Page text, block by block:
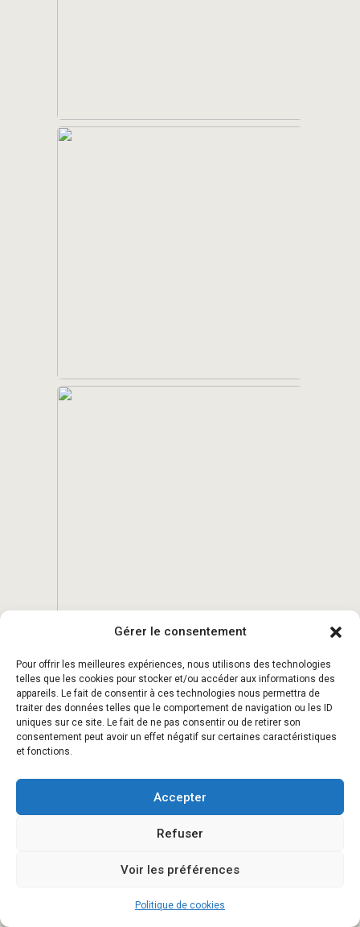
Gérer le consentement
Pour offrir les meilleures expériences, nous utilisons des technologies
telles que les cookies pour stocker et/ou accéder aux informations des
appareils. Le fait de consentir à ces technologies nous permettra de
traiter des données telles que le comportement de navigation ou les ID
uniques sur ce site. Le fait de ne pas consentir ou de retirer son
consentement peut avoir un effet négatif sur certaines caractéristiques
et fonctions.
Accepter
Refuser
Voir les préférences
Politique de cookies